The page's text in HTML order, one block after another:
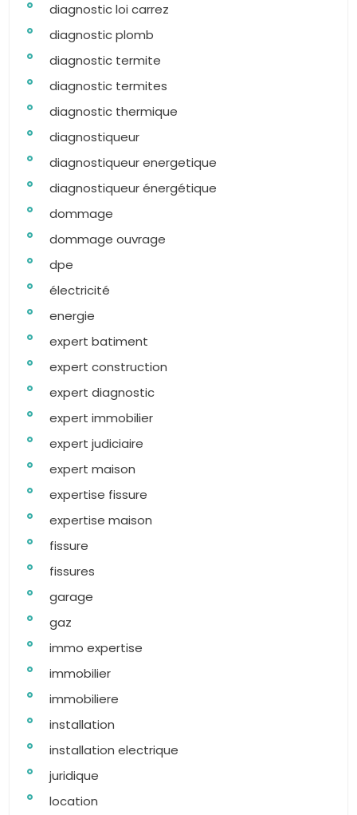
diagnostic loi carrez
diagnostic plomb
diagnostic termite
diagnostic termites
diagnostic thermique
diagnostiqueur
diagnostiqueur energetique
diagnostiqueur énergétique
dommage
dommage ouvrage
dpe
électricité
energie
expert batiment
expert construction
expert diagnostic
expert immobilier
expert judiciaire
expert maison
expertise fissure
expertise maison
fissure
fissures
garage
gaz
immo expertise
immobilier
immobiliere
installation
installation electrique
juridique
location